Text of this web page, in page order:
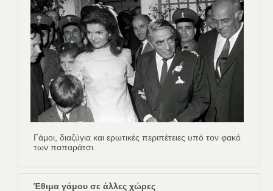
Γάμοι, διαζύγια και ερωτικές περιπέτειες υπό τον φακό
των παπαράτσι.
Έθιμα γάμου σε άλλες χώρες